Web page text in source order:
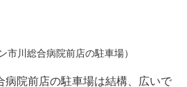
市川総合病院前店の駐車場）
病院前店の駐車場は結構、広いで